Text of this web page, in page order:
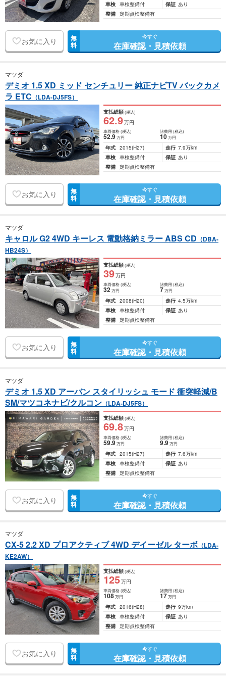
車検 車検整備付 保証 あり
整備 定期点検整備有
お気に入り 無
料
今すぐ
在庫確認・見積依頼
マツダ
デミオ 1.5 XD ミッド センチュリー 純正ナビTV バックカメ
ラ ETC （LDA-DJ5FS）
支払総額(税込)
62.9万円
車両価格(税込)
52.9万円
諸費用 (税込)
10 万円
年式 2015(H27) 走行 7.9万km
車検 車検整備付 保証 あり
整備 定期点検整備有
お気に入り 無
料
今すぐ
在庫確認・見積依頼
マツダ
キャロル G2 4WD キーレス 電動格納ミラー ABS CD （DBA-
HB24S）
支払総額(税込)
39万円
車両価格(税込)
32万円
諸費用 (税込)
7 万円
年式 2008(H20) 走行 4.5万km
車検 車検整備付 保証 あり
整備 定期点検整備有
お気に入り 無
料
今すぐ
在庫確認・見積依頼
マツダ
デミオ 1.5 XD アーバン スタイリッシュ モード 衝突軽減/B
SM/マツコネナビ/クルコン （LDA-DJ5FS）
支払総額(税込)
69.8万円
車両価格(税込)
59.9万円
諸費用 (税込)
9.9 万円
年式 2015(H27) 走行 7.6万km
車検 車検整備付 保証 あり
整備 定期点検整備有
お気に入り 無
料
今すぐ
在庫確認・見積依頼
マツダ
CX-5 2.2 XD プロアクティブ 4WD デイーゼル ターボ （LDA-
KE2AW）
支払総額(税込)
125万円
車両価格(税込)
108万円
諸費用 (税込)
17 万円
年式 2016(H28) 走行 9万km
車検 車検整備付 保証 あり
整備 定期点検整備有
お気に入り 無
料
今すぐ
在庫確認・見積依頼